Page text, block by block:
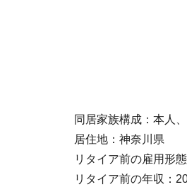
同居家族構成：本人、
居住地：神奈川県
リタイア前の雇用形
リタイア前の年収：